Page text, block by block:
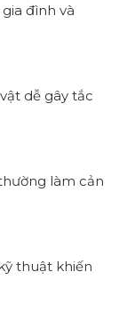
đình và
dễ gây tắc
làm cản
thuật khiến